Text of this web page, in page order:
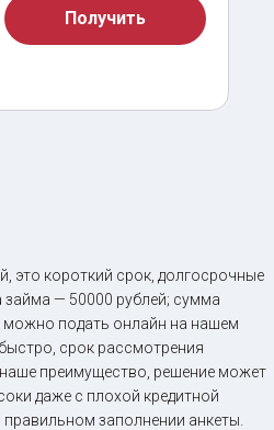
Получить
это короткий срок, долгосрочные
— 50000 рублей; сумма
можно подать онлайн на нашем
срок рассмотрения
преимущество, решение может
даже с плохой кредитной
заполнении анкеты.